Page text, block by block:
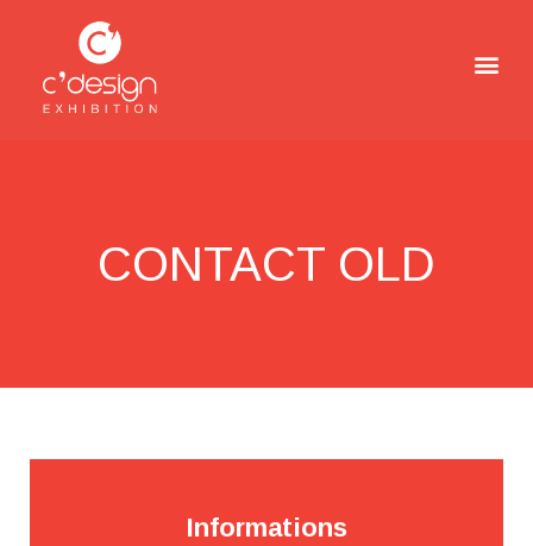
CONTACT OLD
Informations